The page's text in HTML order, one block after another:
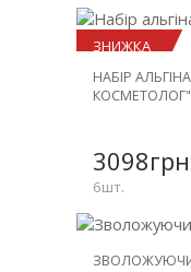
ЗНИЖКА
-23%
НАБІР
КОСМЕТОЛОГ"
3098грн
6шт.
НОВИНКА